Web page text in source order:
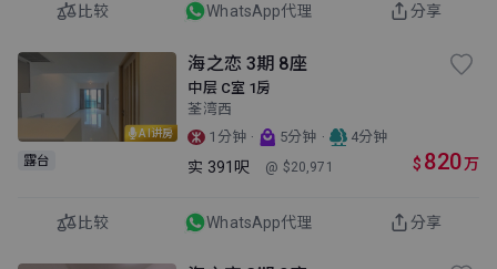
比较 WhatsApp代理 分享
AI讲房
露台
海之恋 3期 8座
中层 C室 1房
荃湾西
1分钟 · 5分钟 · 4分钟
实 391呎 @ $20,971 $ 820万
比较 WhatsApp代理 分享